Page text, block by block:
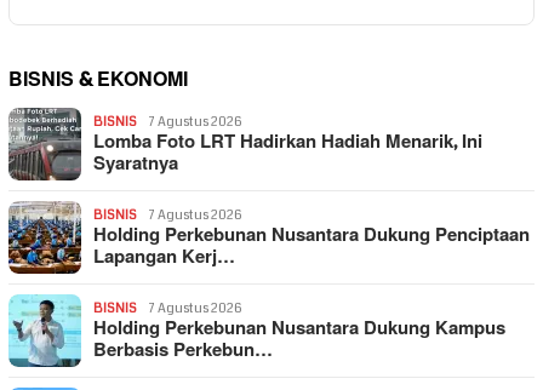
BISNIS & EKONOMI
BISNIS 7 Agustus 2026
Lomba Foto LRT Hadirkan Hadiah Menarik, Ini
Syaratnya
BISNIS 7 Agustus 2026
Holding Perkebunan Nusantara Dukung Penciptaan
Lapangan Kerj…
BISNIS 7 Agustus 2026
Holding Perkebunan Nusantara Dukung Kampus
Berbasis Perkebun…